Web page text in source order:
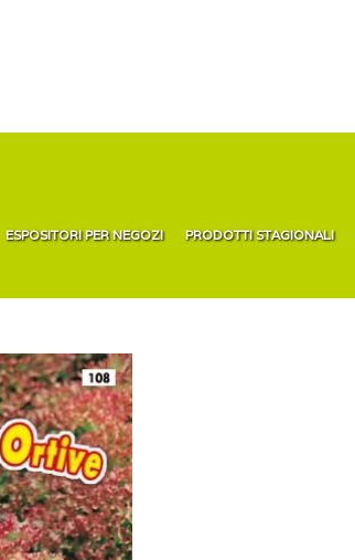
ESPOSITORI PER NEGOZI PRODOTTI STAGIONALI